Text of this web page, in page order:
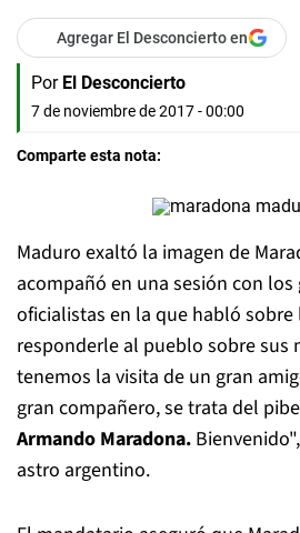
Agregar El Desconcierto en
Por El Desconcierto
7 de noviembre de 2017 - 00:00
Comparte esta nota:
Maduro exaltó la imagen de
acompañó en una sesión con
oficialistas en la que habló sobre
responderle al pueblo sobre sus
tenemos la visita de un gran
gran compañero, se trata del
Armando Maradona.
astro argentino.